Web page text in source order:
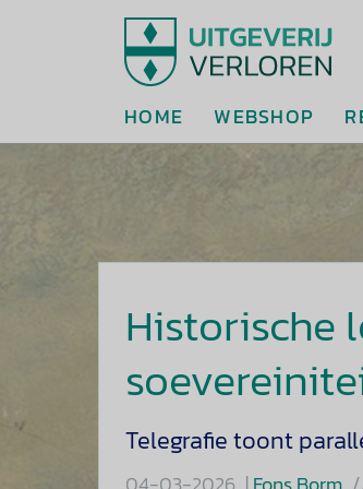
HOME WEBSHOP
Historische
Telegrafie toont